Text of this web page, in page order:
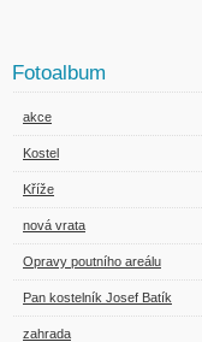
Fotoalbum
akce
Kostel
Kříže
nová vrata
Opravy poutního areálu
Pan kostelník Josef Batík
zahrada